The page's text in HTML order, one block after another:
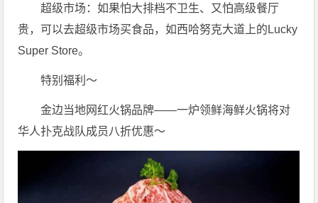
超级市场：如果怕大排档不卫生、又怕高级餐厅
贵，可以去超级市场买食品，如西哈努克大道上的Lucky
Super Store。
特别福利～
金边当地网红火锅品牌——一炉领鲜海鲜火锅将对
华人扑克战队成员八折优惠～